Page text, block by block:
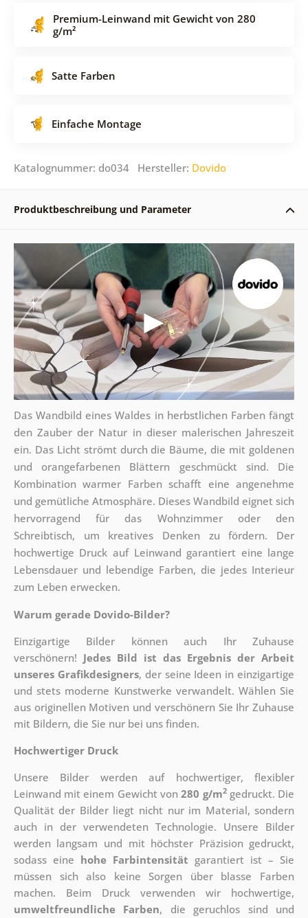
Premium-Leinwand mit Gewicht von 280
g/m²
Satte Farben
Einfache Montage
Katalognummer: do034 Hersteller: Dovido
Produktbeschreibung und Parameter
Das Wandbild eines Waldes in herbstlichen Farben fängt
den Zauber der Natur in dieser malerischen Jahreszeit
ein. Das Licht strömt durch die Bäume, die mit goldenen
und orangefarbenen Blättern geschmückt sind. Die
Kombination warmer Farben schafft eine angenehme
und gemütliche Atmosphäre. Dieses Wandbild eignet sich
hervorragend für das Wohnzimmer oder den
Schreibtisch, um kreatives Denken zu fördern. Der
hochwertige Druck auf Leinwand garantiert eine lange
Lebensdauer und lebendige Farben, die jedes Interieur
zum Leben erwecken.
Warum gerade Dovido-Bilder?
Einzigartige Bilder können auch Ihr Zuhause
verschönern! Jedes Bild ist das Ergebnis der Arbeit
unseres Grafikdesigners, der seine Ideen in einzigartige
und stets moderne Kunstwerke verwandelt. Wählen Sie
aus originellen Motiven und verschönern Sie Ihr Zuhause
mit Bildern, die Sie nur bei uns finden.
Hochwertiger Druck
Unsere Bilder werden auf hochwertiger, flexibler
Leinwand mit einem Gewicht von280 g/m2gedruckt. Die
Qualität der Bilder liegt nicht nur im Material, sondern
auch in der verwendeten Technologie. Unsere Bilder
werden langsam und mit höchster Präzision gedruckt,
sodass eine hohe Farbintensität garantiert ist – Sie
müssen sich also keine Sorgen über blasse Farben
machen. Beim Druck verwenden wir hochwertige,
umweltfreundliche Farben, die geruchlos sind und